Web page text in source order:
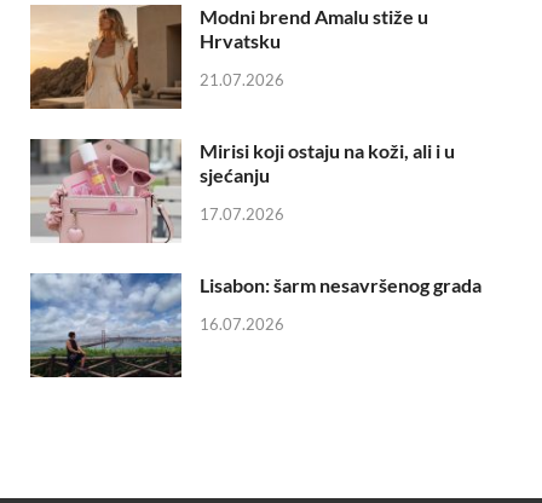
Modni brend Amalu stiže u
Hrvatsku
21.07.2026
Mirisi koji ostaju na koži, ali i u
sjećanju
17.07.2026
Lisabon: šarm nesavršenog grada
16.07.2026